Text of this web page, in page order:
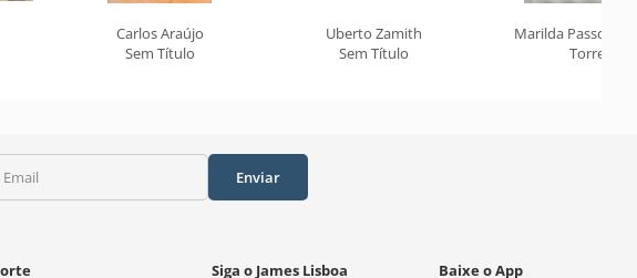
Carlos Araújo
Sem Título
Uberto Zamith
Sem Título
Marilda Passos
Torre
Email Enviar
Siga o James Lisboa Baixe o App